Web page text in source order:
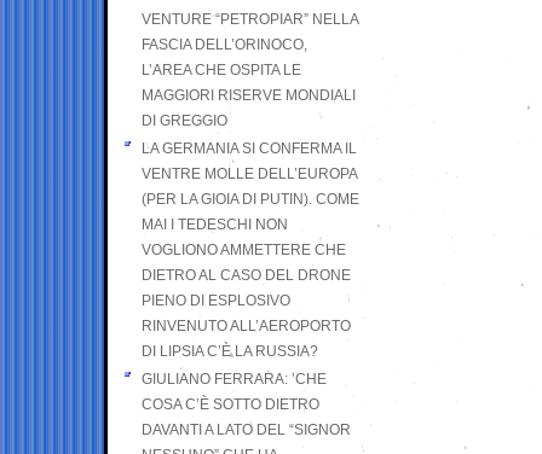
VENTURE “PETROPIAR” NELLA
FASCIA DELL’ORINOCO,
L’AREA CHE OSPITA LE
MAGGIORI RISERVE MONDIALI
DI GREGGIO
LA GERMANIA SI CONFERMA IL
VENTRE MOLLE DELL’EUROPA
(PER LA GIOIA DI PUTIN). COME
MAI I TEDESCHI NON
VOGLIONO AMMETTERE CHE
DIETRO AL CASO DEL DRONE
PIENO DI ESPLOSIVO
RINVENUTO ALL’AEROPORTO
DI LIPSIA C’È LA RUSSIA?
GIULIANO FERRARA: ’CHE
COSA C’È SOTTO DIETRO
DAVANTI A LATO DEL “SIGNOR